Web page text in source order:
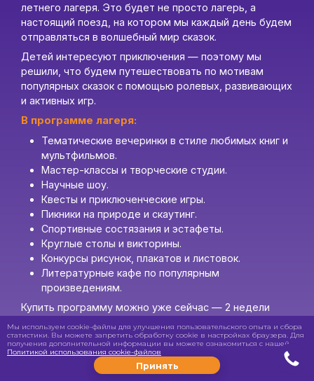
Мы используем cookie-файлы для улучшения пользовательского опыта и сбора
статистики. Вы можете запретить обработку сookie в настройках браузера. Для
получения дополнительной информации вы можете ознакомиться с нашей
Политикой использования cookie-файлов
Принять
летнего лагеря. Это будет не просто лагерь, а
настоящий поезд, на котором мы каждый день будем
отправляться в волшебный мир сказок.
Детей интересуют приключения — поэтому мы
решили, что будем путешествовать по мотивам
популярных сказок с помощью ролевых, развивающих
и активных игр.
В программе лагеря:
Тематические вечеринки в стиле любимых книг и
мультфильмов.
Мастер-классы и творческие студии.
Научные шоу.
Квесты и приключенческие игры.
Пикники на природе и скаутинг.
Спортивные состязания и эстафеты.
Круглые столы и викторины.
Конкурсы рисунок, плакатов и листовок.
Литературные кафе по популярным
произведениям.
Купить программу можно уже сейчас — 2 недели
полного пребывания от 40 000 рублей.
Еще новости